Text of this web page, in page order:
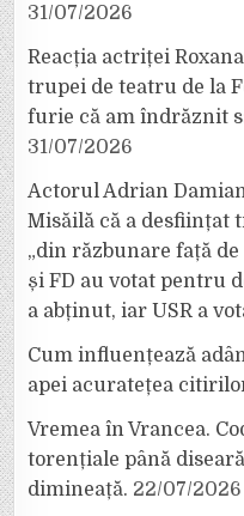
31/07/2026
Reacția actriței
trupei de teatru de la
furie că am îndrăznit
31/07/2026
Actorul Adrian
Misăilă că a desființat
„din răzbunare față de
și FD au votat pentru
a abținut, iar USR a
Cum influențează
apei acuratețea
Vremea în Vrancea.
torențiale până
dimineață. 22/07/2026